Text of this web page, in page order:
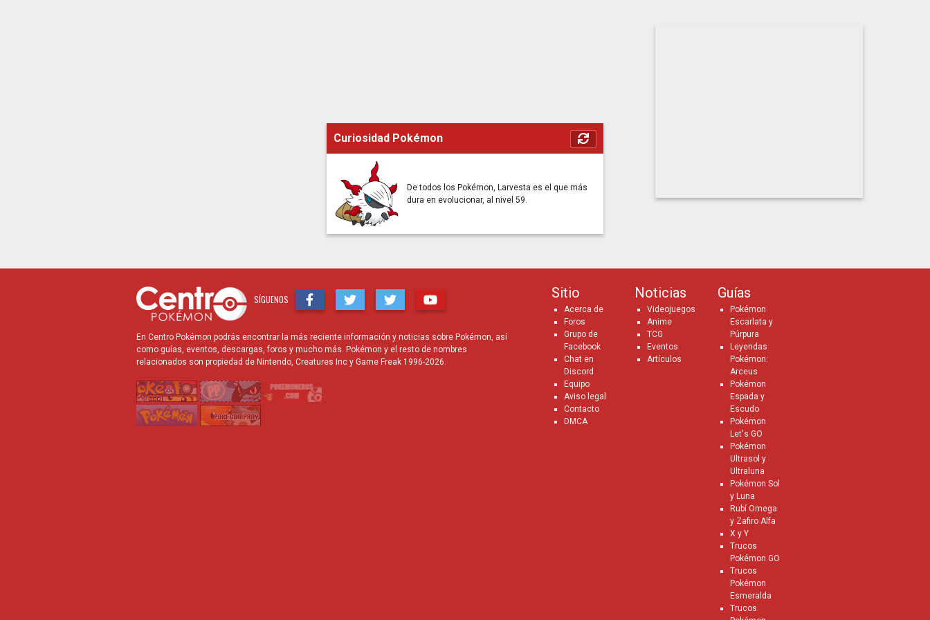
Curiosidad Pokémon
De todos los Pokémon, Larvesta es el que más
dura en evolucionar, al nivel 59.
SÍGUENOS
En Centro Pokémon podrás encontrar la más reciente información y noticias sobre Pokémon, así
como guías, eventos, descargas, foros y mucho más. Pokémon y el resto de nombres
relacionados son propiedad de Nintendo, Creatures Inc y Game Freak 1996-2026.
Sitio
Acerca de
Foros
Grupo de
Facebook
Chat en
Discord
Equipo
Aviso legal
Contacto
DMCA
Noticias
Videojuegos
Anime
TCG
Eventos
Artículos
Guías
Pokémon
Escarlata y
Púrpura
Leyendas
Pokémon:
Arceus
Pokémon
Espada y
Escudo
Pokémon
Let's GO
Pokémon
Ultrasol y
Ultraluna
Pokémon Sol
y Luna
Rubí Omega
y Zafiro Alfa
X y Y
Trucos
Pokémon GO
Trucos
Pokémon
Esmeralda
Trucos